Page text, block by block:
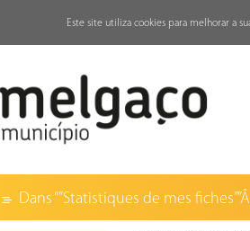
Dans “”Statistiques de mes
Este site utiliza cookies para melhorar a